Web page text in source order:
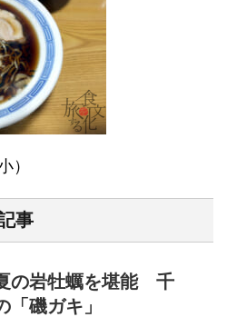
）
事
の岩牡蠣を堪能 千
「磯ガキ」